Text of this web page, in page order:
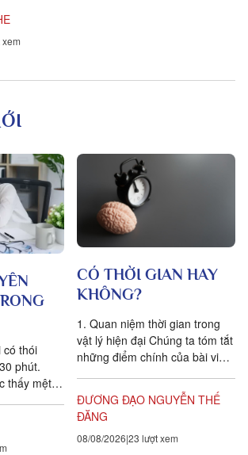
có thói
phút.
thấy mệt
CÓ THỜI GIAN HAY
KHÔNG?
1. Quan niệm thời gian trong
vật lý hiện đại Chúng ta tóm tắt
những điểm chính của bài viết
ĐƯƠNG ĐẠO NGUYỄN THẾ
ĐĂNG
08/08/2026 23 lượt xem